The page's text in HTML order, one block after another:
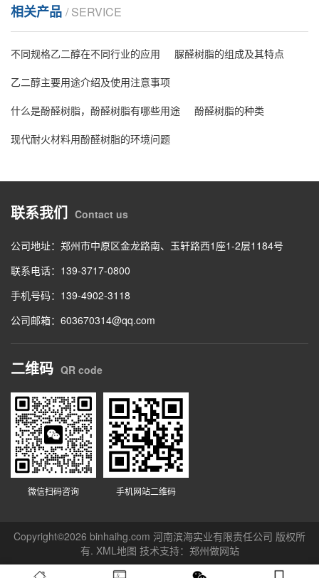
相关产品 / SERVICE
不同规格乙二醇在不同行业的应用
脲醛树脂的组成及其特点
乙二醇主要用途介绍及使用注意事项
什么是酚醛树脂，酚醛树脂有哪些用途
酚醛树脂的种类
现代耐火材料用酚醛树脂的环境问题
联系我们 Contact us
公司地址：郑州市中原区金龙路南、玉轩路西1座1-2层1184号
联系电话：139-3717-0800
手机号码：139-4902-3118
公司邮箱：603670314@qq.com
二维码 QR code
微信扫码咨询 手机网站二维码
Copyright©2026 binhaihg.com 河南滨海实业有限责任公司 版权所
有. XML地图 技术支持： 郑州做网站